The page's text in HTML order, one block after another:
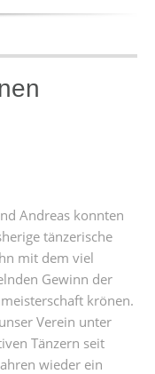
Andreas konnten
tänzerische
mit dem viel
Gewinn der
krönen.
Verein unter
Tänzern seit
wieder ein